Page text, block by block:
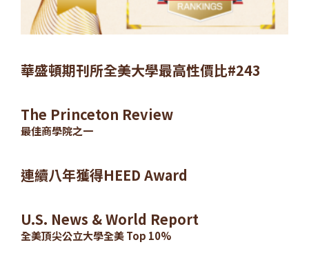
華盛頓期刊所全美大學最高性價比#243
The Princeton Review
最佳商學院之一
連續八年獲得HEED Award
U.S. News & World Report
全美頂尖公立大學全美 Top 10%